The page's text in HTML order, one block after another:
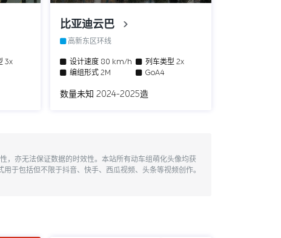
3x
比亚迪云巴
高新东区环线
设计速度80 km/h 列车类型 2x
编组形式2M GoA4
数量未知 2024-2025造
，亦无法保证数据的时效性。本站所有动车组萌化头像均获
于包括但不限于抖音、快手、西瓜视频、头条等视频创作。